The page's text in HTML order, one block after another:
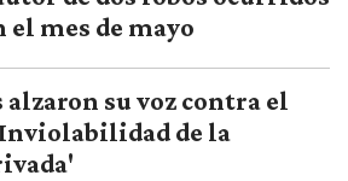
el mes de mayo
su voz contra el
de la